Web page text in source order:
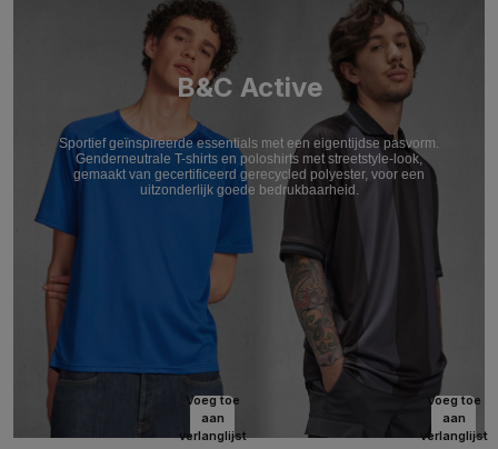
B&C Active
Sportief geïnspireerde essentials met een eigentijdse pasvorm.
Genderneutrale T-shirts en poloshirts met streetstyle-look,
gemaakt van gecertificeerd gerecycled polyester, voor een
uitzonderlijk goede bedrukbaarheid.
Voeg toe
aan
verlanglijst
Voeg toe
aan
verlanglijst